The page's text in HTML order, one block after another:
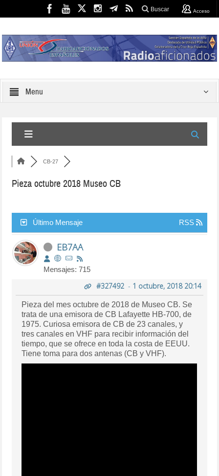
Buscar Acceso
Menu
CB-27
Pieza octubre 2018 Museo CB
Último Mensaje RSS
EB7AA
Mensajes: 715
#327492- 1 octubre, 2018 20:14
Pieza del mes octubre de 2018 de Museo CB. Se
trata de una emisora de CB Lafayette HB-700, de
1975. Curiosa emisora de CB de 23 canales, y
tres canales en VHF para recibir información del
tiempo, que se ofrece en toda la costa de EEUU.
Tiene toma para dos antenas (CB y VHF).